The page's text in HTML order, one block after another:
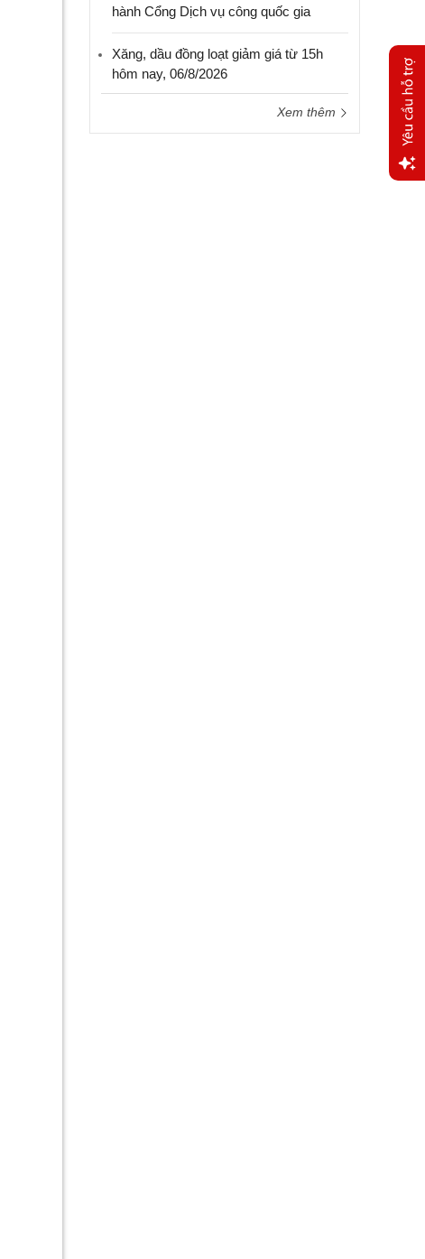
hành Cổng Dịch vụ công quốc gia
Xăng, dầu đồng loạt giảm giá từ 15h
hôm nay, 06/8/2026
Xem thêm